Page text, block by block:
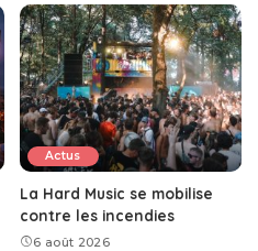
Actus
La Hard Music se mobilise
contre les incendies
6 août 2026